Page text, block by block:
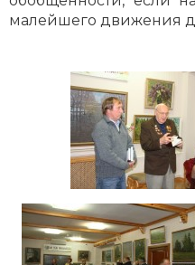
малейшего движения